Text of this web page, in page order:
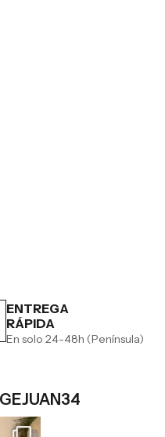
ENTREGA
RÁPIDA
En solo 24-48h (Península)